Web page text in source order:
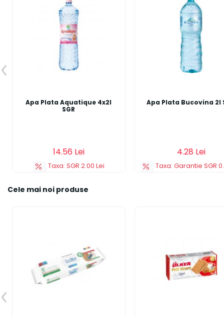
Apa Plata Aquatique 4x2l
SGR
14.56 Lei
Taxa: SGR 2.00 Lei
Adauga in cos
Apa Plata Bucovina 2l
4.28 Lei
Taxa: Garantie SGR
Adauga in cos
Previous
Cele mai noi produse
Previous